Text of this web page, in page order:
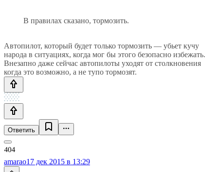
В правилах сказано, тормозить.
Автопилот, который будет только тормозить — убьет кучу
народа в ситуациях, когда мог бы этого безопасно избежать.
Внезапно даже сейчас автопилоты уходят от столкновения
когда это возможно, а не тупо тормозят.
Ответить
amarao17 дек 2015 в 13:29